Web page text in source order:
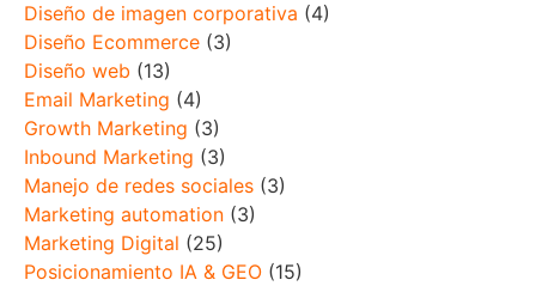
Diseño de imagen corporativa (4)
Diseño Ecommerce (3)
Diseño web (13)
Email Marketing (4)
Growth Marketing (3)
Inbound Marketing (3)
Manejo de redes sociales (3)
Marketing automation (3)
Marketing Digital (25)
Posicionamiento IA & GEO (15)